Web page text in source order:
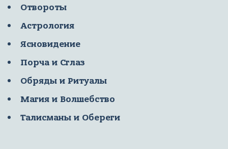
Отвороты
Астрология
Ясновидение
Порча и Сглаз
Обряды и Ритуалы
Магия и Волшебство
Талисманы и Обереги